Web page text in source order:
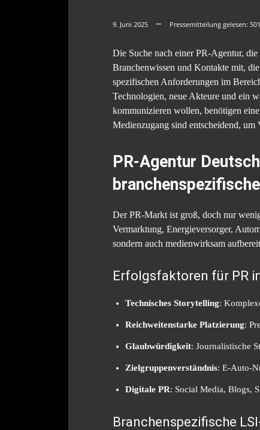
9. Juni 2025 Pressemitteilung gelesen: 501
Die Suche nach einer PR-Agentur,
Branchenwissen und Kontakte mit,
spezifischen Anforderungen im
Technologien, neue Akteure und ein
kommunizieren wollen, benötigen
Medienzugang sind entscheidend, um
PR-Agentur
Der PR-Markt ist groß, doch nur
Vermarktung, Energieversorger,
sondern auch medienwirksam
Erfolgsfaktoren für PR
Technisches Storytelling:
Reichweitenstarke Platzierung:
Glaubwürdigkeit: Journalistische
Zielgruppenverständnis: E-Auto-
Digitale PR: Social Media, Blogs,
Branchenspezifische